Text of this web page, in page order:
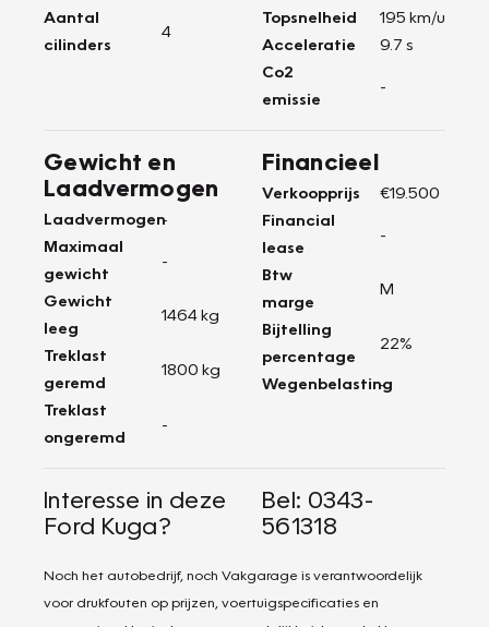
Aantal
cilinders
4
Topsnelheid
195 km/u
Acceleratie
9.7 s
Co2
emissie
-
Gewicht en
Laadvermogen
Laadvermogen-
Maximaal
gewicht
-
Gewicht
leeg
1464 kg
Treklast
geremd
1800 kg
Treklast
ongeremd
-
Financieel
Verkoopprijs
€19.500
Financial
lease
-
Btw
marge
M
Bijtelling
percentage
22%
Wegenbelasting
-
Interesse in deze
Ford Kuga?
Bel: 0343-
561318
Noch het autobedrijf, noch Vakgarage is verantwoordelijk
voor drukfouten op prijzen, voertuigspecificaties en